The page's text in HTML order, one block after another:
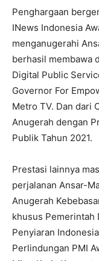
Penghargaan
INews Indonesia
menganugerahi
berhasil membawa
Digital Public
Governor For
Metro TV. Dan dari
Anugerah dengan
Publik Tahun 2021.
Prestasi lainnya
perjalanan Ansar-
Anugerah
khusus Pemerintah
Penyiaran
Perlindungan PMI